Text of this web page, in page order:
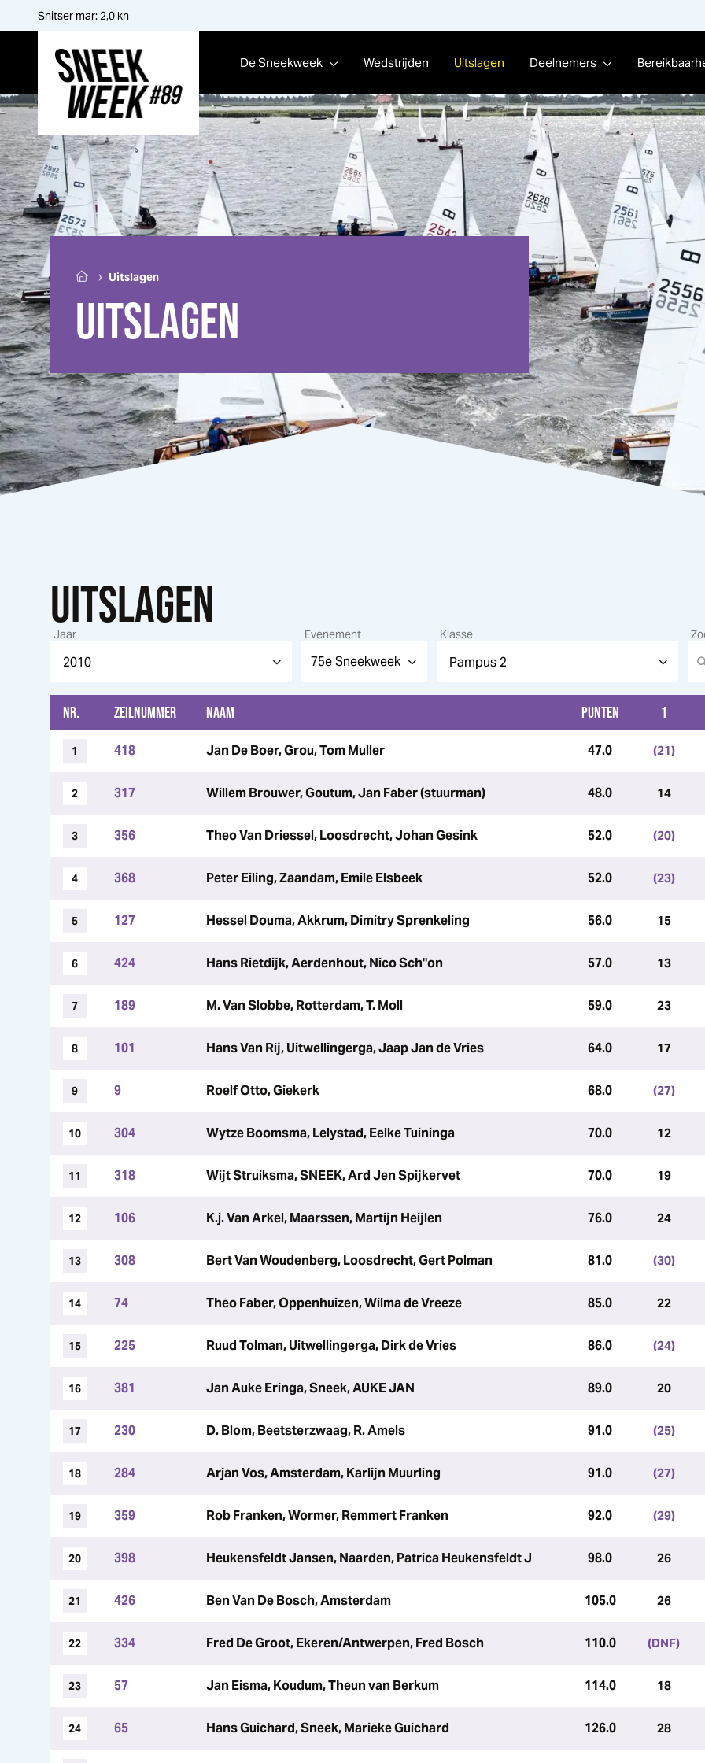
Snitser mar: 2,0kn
Sneekweek
DeSneekweek Wedstrijden Uitslagen Deelnemers
UITSLAGEN
› Uitslagen
UITSLAGEN
Jaar Evenement Klasse
NR. ZEILNUMMER NAAM PUNTEN 1
1 418 Jan De Boer, Grou, Tom Muller 47.0 (21)
2 317 Willem Brouwer, Goutum, Jan Faber (stuurman) 48.0 14
3 356 Theo Van Driessel, Loosdrecht, Johan Gesink 52.0 (20)
4 368 Peter Eiling, Zaandam, Emile Elsbeek 52.0 (23)
5 127 Hessel Douma, Akkrum, Dimitry Sprenkeling 56.0 15
6 424 Hans Rietdijk, Aerdenhout, Nico Sch"on 57.0 13
7 189 M. Van Slobbe, Rotterdam, T. Moll 59.0 23
8 101 Hans Van Rij, Uitwellingerga, Jaap Jan de Vries 64.0 17
9 9 Roelf Otto, Giekerk 68.0 (27)
10 304 Wytze Boomsma, Lelystad, Eelke Tuininga 70.0 12
11 318 Wijt Struiksma, SNEEK, Ard Jen Spijkervet 70.0 19
12 106 K.j. Van Arkel, Maarssen, Martijn Heijlen 76.0 24
13 308 Bert Van Woudenberg, Loosdrecht, Gert Polman 81.0 (30)
14 74 Theo Faber, Oppenhuizen, Wilma de Vreeze 85.0 22
15 225 Ruud Tolman, Uitwellingerga, Dirk de Vries 86.0 (24)
16 381 Jan Auke Eringa, Sneek, AUKE JAN 89.0 20
17 230 D. Blom, Beetsterzwaag, R. Amels 91.0 (25)
18 284 Arjan Vos, Amsterdam, Karlijn Muurling 91.0 (27)
19 359 Rob Franken, Wormer, Remmert Franken 92.0 (29)
20 398 Heukensfeldt Jansen, Naarden, Patrica Heukensfeldt J 98.0 26
21 426 Ben Van De Bosch, Amsterdam 105.0 26
22 334 Fred De Groot, Ekeren/Antwerpen, Fred Bosch 110.0 (DNF)
23 57 Jan Eisma, Koudum, Theun van Berkum 114.0 18
24 65 Hans Guichard, Sneek, Marieke Guichard 126.0 28